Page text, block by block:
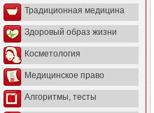
Традиционная медицина
Здоровый образ жизни
Косметология
Медицинское право
Алгоритмы, тесты